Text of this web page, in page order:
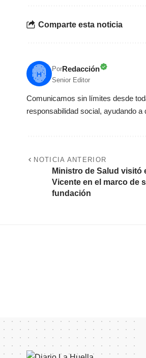
Comparte esta noticia
PorRedacción
Senior Editor
Comunicamos sin límites desde
responsabilidad social, ayudando
NOTICIA ANTERIOR
Ministro de Salud visitó
Vicente en el marco de
fundación